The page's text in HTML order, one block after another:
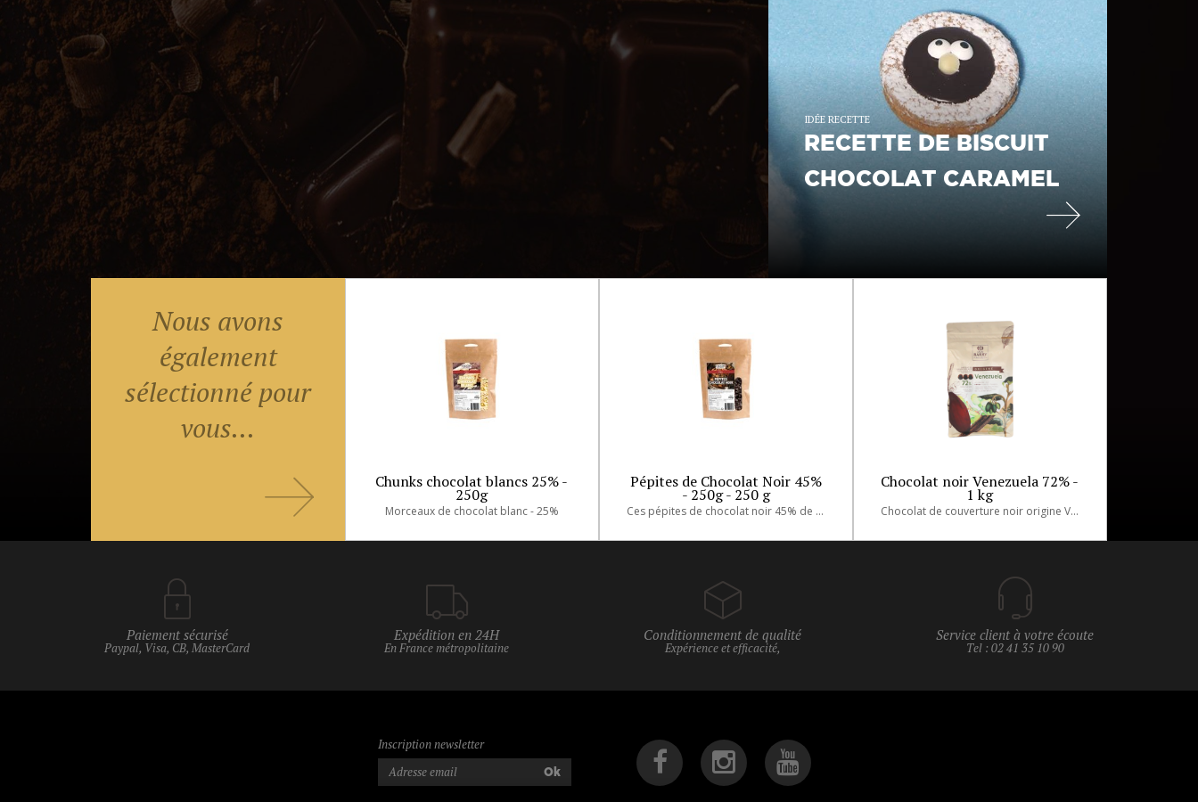
IDÉE RECETTE
RECETTE DE BISCUIT
CHOCOLAT CARAMEL
Nous avons
également
sélectionné pour
vous...
Chunks chocolat blancs 25% -
250g
Morceaux de chocolat blanc - 25%
Pépites de Chocolat Noir 45%
- 250g - 250 g
Ces pépites de chocolat noir 45% de cacao résistent à la cuisson
Chocolat noir Venezuela 72% -
1 kg
Chocolat de couverture noir origine Venezuela. 72% de cacao.
Paiement sécurisé
Paypal, Visa, CB, MasterCard
Expédition en 24H
En France métropolitaine
Conditionnement de qualité
Expérience et efficacité,
Service client à votre écoute
Tel : 02 41 35 10 90
Inscription newsletter
Ok